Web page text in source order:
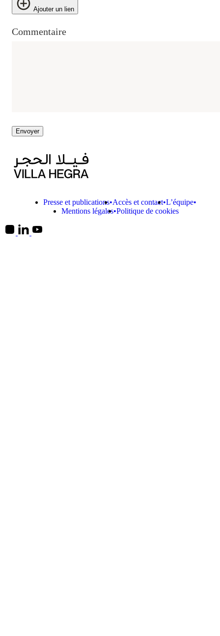
Ajouter un lien
Commentaire
Envoyer
Presse et publications Accès et contact L’équipe
Mentions légales Politique de cookies